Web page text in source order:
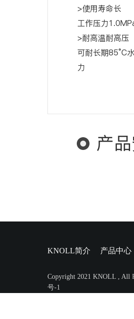
>使用寿命长
工作压力
>耐高温耐高压
可耐长期85°C
力
产
KNOLL简介 产品中心
Copyright 2021 KNOLL , All
号-1